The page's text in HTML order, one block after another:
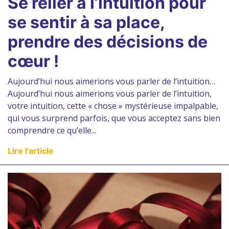
se sentir à sa place,
prendre des décisions de
cœur !
Aujourd’hui nous aimerions vous parler de l’intuition…
Aujourd’hui nous aimerions vous parler de l’intuition,
votre intuition, cette « chose » mystérieuse impalpable,
qui vous surprend parfois, que vous acceptez sans bien
comprendre ce qu’elle...
Lire l'article